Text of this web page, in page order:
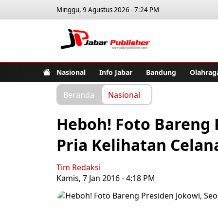
Minggu, 9 Agustus 2026 - 7:24 PM
Nasional Info Jabar Bandung
Beranda Nasional
Heboh! Foto Bareng
Pria Kelihatan
Tim Redaksi
Kamis, 7 Jan 2016 - 4:18 PM